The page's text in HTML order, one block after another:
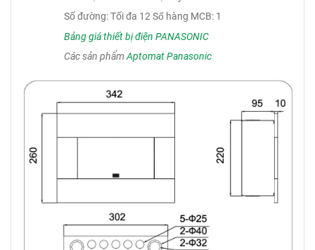
Số đường: Tối đa 12 Số hàng MCB: 1
Bảng giá thiết bị điện PANASONIC
Các sản phẩmAptomat Panasonic